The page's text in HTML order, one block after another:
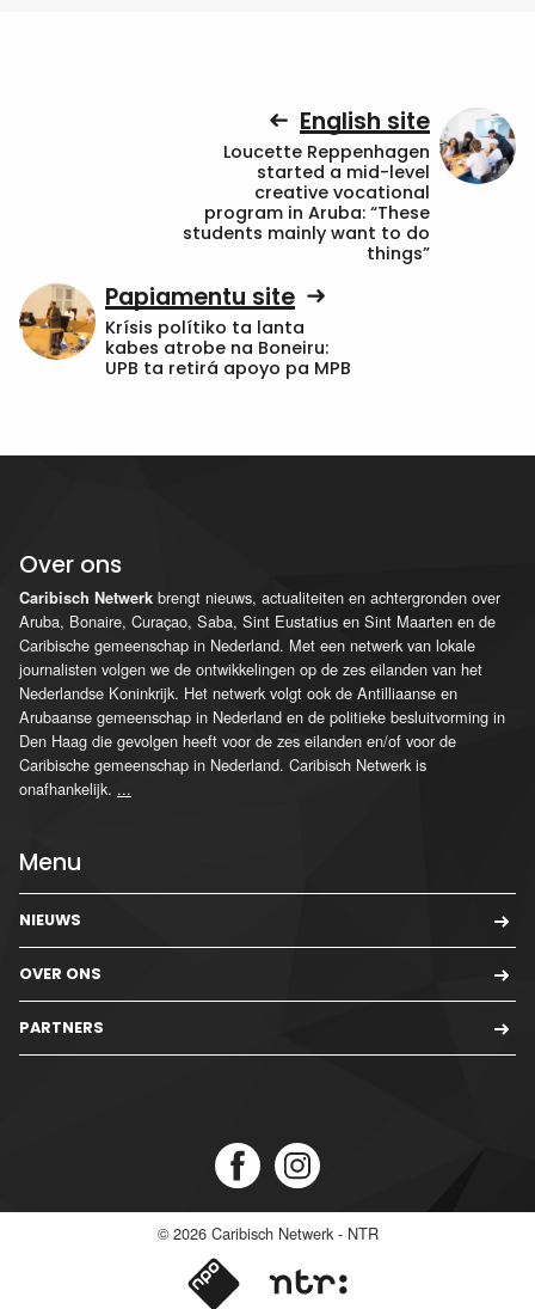
English site
Loucette Reppenhagen
started a mid-level
creative vocational
program in Aruba: “These
students mainly want to do
things”
Papiamentu site
Krísis polítiko ta lanta
kabes atrobe na Boneiru:
UPB ta retirá apoyo pa MPB
Over ons
Caribisch Netwerk brengt nieuws, actualiteiten en achtergronden over
Aruba, Bonaire, Curaçao, Saba, Sint Eustatius en Sint Maarten en de
Caribische gemeenschap in Nederland. Met een netwerk van lokale
journalisten volgen we de ontwikkelingen op de zes eilanden van het
Nederlandse Koninkrijk. Het netwerk volgt ook de Antilliaanse en
Arubaanse gemeenschap in Nederland en de politieke besluitvorming in
Den Haag die gevolgen heeft voor de zes eilanden en/of voor de
Caribische gemeenschap in Nederland. Caribisch Netwerk is
onafhankelijk. ...
Menu
NIEUWS
OVER ONS
PARTNERS
© 2026 Caribisch Netwerk - NTR